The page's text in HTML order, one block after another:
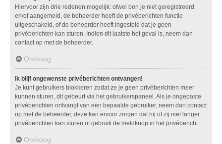
Hiervoor zijn drie redenen mogelijk: ofwel ben je niet geregistreerd
en/of aangemeld, de beheerder heeft de privéberichten functie
uitgeschakeld, of de beheerder heeft ingesteld dat je geen
privéberichten kan sturen. Indien dit laatste het geval is, neem dan
contact op met de beheerder.
Omhoog
Ik blijf ongewenste privéberichten ontvangen!
Je kunt gebruikers blokkeren zodat ze je geen privéberichten meer
kunnen sturen, dit gebeurt via het gebruikerspaneel. Als je ongepaste
privéberichten ontvangt van een bepaalde gebruiker, neem dan contact
op met de beheerder, deze kan ervoor zorgen dat hij of zij niet langer
privéberichten kan sturen of gebruik de meldknop in het privébericht.
Omhoog